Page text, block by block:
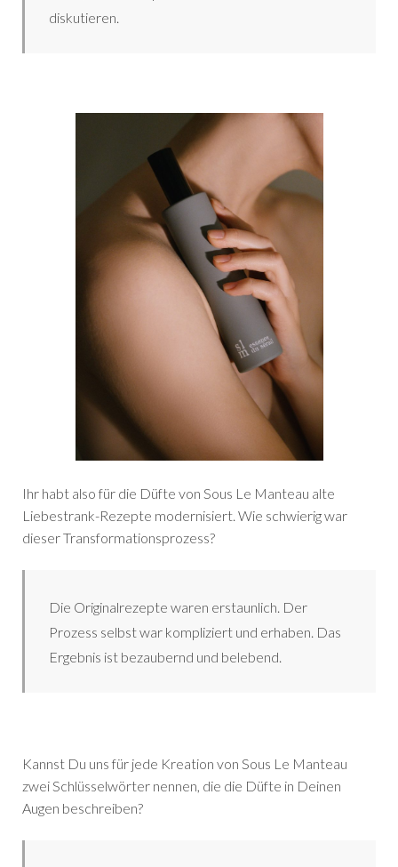
diskutieren.
Ihr habt also für die Düfte von Sous Le Manteau alte
Liebestrank-Rezepte modernisiert. Wie schwierig war
dieser Transformationsprozess?
Die Originalrezepte waren erstaunlich. Der
Prozess selbst war kompliziert und erhaben. Das
Ergebnis ist bezaubernd und belebend.
Kannst Du uns für jede Kreation von Sous Le Manteau
zwei Schlüsselwörter nennen, die die Düfte in Deinen
Augen beschreiben?